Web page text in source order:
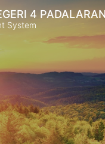
4
System